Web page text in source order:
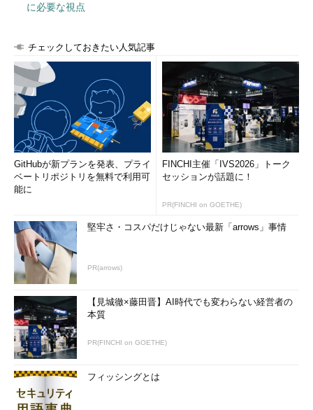
に必要な視点
チェックしておきたい人気記事
GitHubが新プランを発表、プライ
ベートリポジトリを無料で利用可
能に
FINCHI主催「IVS2026」トーク
セッションが話題に！
PR(FINCHI on GOETHE)
堅牢さ・コスパだけじゃない最新「arrows」事情
PR(arrows)
【見城徹×藤田晋】AI時代でも変わらない経営者の
本質
PR(FINCHI on GOETHE)
フィッシングとは